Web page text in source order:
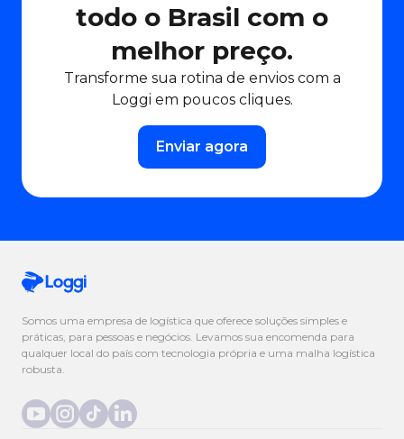
todo o Brasil com o
melhor preço.
Transforme sua rotina de envios com a
Loggi em poucos cliques.
Enviar agora
Somos uma empresa de logística que oferece soluções simples e
práticas, para pessoas e negócios. Levamos sua encomenda para
qualquer local do país com tecnologia própria e uma malha logística
robusta.